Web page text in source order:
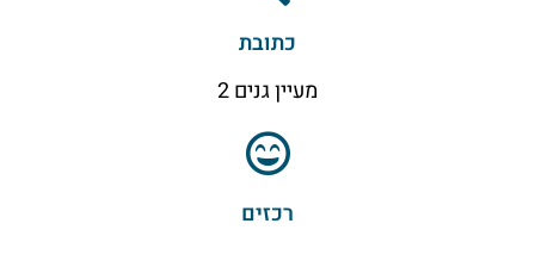
כתובת
מעיין גנים 2
רכזים